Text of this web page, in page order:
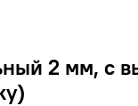
2 мм, с